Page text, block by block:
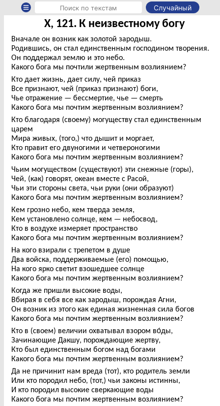
Случайный
X, 121. К неизвестному богу
Вначале он возник как золотой зародыш.
Родившись, он стал единственным господином творения.
Он поддержал землю и это небо.
Какого бога мы почтили жертвенным возлиянием?
Кто дает жизнь, дает силу, чей приказ
Все признают, чей (приказ признают) боги,
Чье отражение — бессмертие, чье — смерть
Какого бога мы почтим жертвенным возлиянием?
Кто благодаря (своему) могуществу стал единственным
царем
Мира живых, (того,) что дышит и моргает,
Кто правит его двуногими и четвероногими
Какого бога мы почтим жертвенным возлиянием?
Чьим могуществом (существуют) эти снежные (горы),
Чей, (как) говорят, океан вместе с Расой,
Чьи эти стороны света, чьи руки (они образуют)
Какого бога мы почтим жертвенным возлиянием?
Кем грозно небо, кем тверда земля,
Кем установлено солнце, кем — небосвод,
Кто в воздухе измеряет пространство
Какого бога мы почтим жертвенным возлиянием?
На кого взирали с трепетом в душе
Два войска, поддерживаемые (его) помощью,
На кого ярко светит взошедшее солнце
Какого бога мы почтим жертвенным возлиянием?
Когда же пришли высокие воды,
Вбирая в себя все как зародыш, порождая Агни,
Он возник из этого как единая жизненная сила богов
Какого бога мы почтим жертвенным возлиянием?
Кто в (своем) величии охватывал взором во́ды,
Зачинающие Дакшу, порождающие жертву,
Кто был единственным богом над богами
Какого бога мы почтим жертвенным возлиянием?
Да не причинит нам вреда (тот), кто родитель земли
Или кто породил небо, (тот,) чьи законы истинны,
И кто породил высокие сверкающие воды
Какого бога мы почтим жертвенным возлиянием?